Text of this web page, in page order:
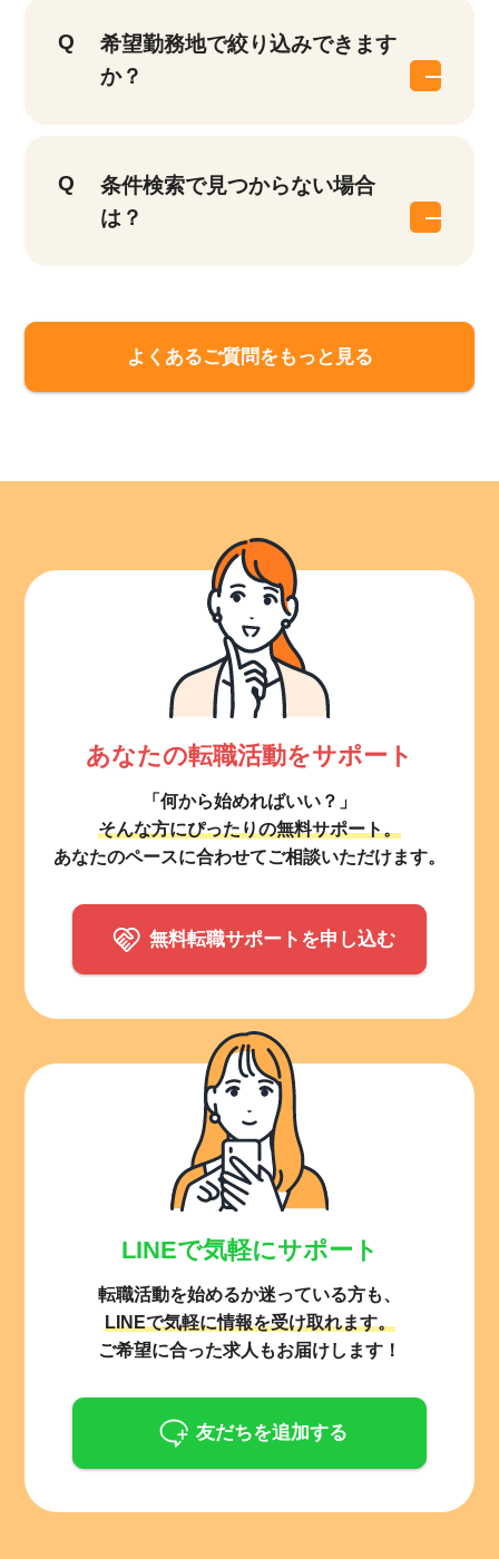
希望勤務地で絞り込みできます
か？
条件検索で見つからない場合
は？
よくあるご質問をもっと見る
あなたの転職活動をサポート
「何から始めればいい？」
そんな方にぴったりの無料サポート。
あなたのペースに合わせてご相談いただけます。
無料転職サポートを申し込む
LINEで気軽にサポート
転職活動を始めるか迷っている方も、
LINEで気軽に情報を受け取れます。
ご希望に合った求人もお届けします！
友だちを追加する
該当件数
9,874 件
他の条件を選択